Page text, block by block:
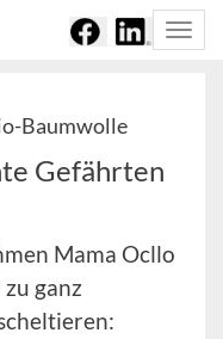
Baumwolle
Gefährten
Mama Ocllo
ganz